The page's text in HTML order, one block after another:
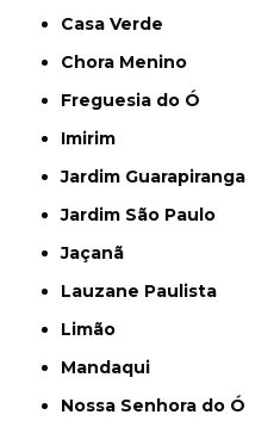
Casa Verde
Chora Menino
Freguesia do Ó
Imirim
Jardim Guarapiranga
Jardim São Paulo
Jaçanã
Lauzane Paulista
Limão
Mandaqui
Nossa Senhora do Ó